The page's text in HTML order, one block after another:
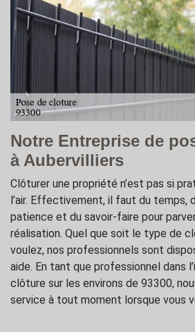
Notre Entreprise de
à Aubervilliers
Clôturer une propriété n’est pas si
l’air. Effectivement, il faut du temps,
patience et du savoir-faire pour
réalisation. Quel que soit le type de
voulez, nos professionnels sont
aide. En tant que professionnel dans
clôture sur les environs de 93300,
service à tout moment lorsque vous